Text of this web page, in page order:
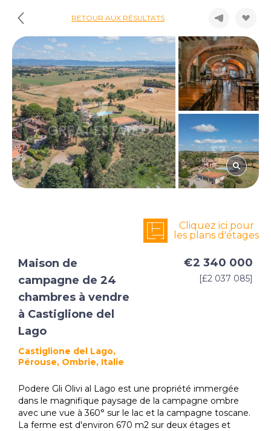
RETOUR AUX RÉSULTATS
Cliquez ici pour
les plans d'étages
Maison de
campagne de 24
chambres à vendre
à Castiglione del
Lago
Castiglione del Lago,
Pérouse, Ombrie, Italie
€2 340 000
[£2 037 085]
Podere Gli Olivi al Lago est une propriété immergée
dans le magnifique paysage de la campagne ombre
avec une vue à 360° sur le lac et la campagne toscane.
La ferme est d'environ 670 m2 sur deux étages et